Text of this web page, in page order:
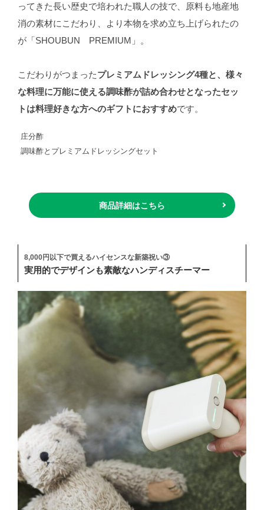
ってきた長い歴史で培われた職人の技で、原料も地産地
消の素材にこだわり、より本物を求め立ち上げられたの
が「SHOUBUN PREMIUM」。
こだわりがつまったプレミアムドレッシング4種と、様々
な料理に万能に使える調味酢が詰め合わせとなったセッ
トは料理好きな方へのギフトにおすすめです。
庄分酢
調味酢とプレミアムドレッシングセット
商品詳細はこちら
8,000円以下で買えるハイセンスな新築祝い③
実用的でデザインも素敵なハンディスチーマー